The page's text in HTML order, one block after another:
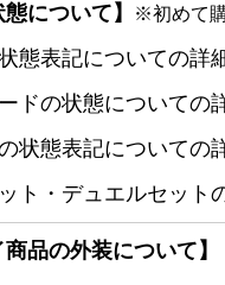
態について】 ※初めて
態表記についての詳
ドの状態についての
状態表記についての
ト・デュエルセット
商品の外装について】